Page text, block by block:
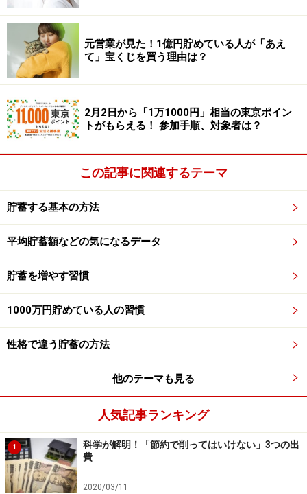
コストが安い……つみたて投資枠で買える投資信託
は、販売手数料はゼロで、運用中にかかる信託報酬
（投資信託を管理・運用してもらうための経費）も
低コストのものに厳選されているため、低コストで
運用が可能です。
いつでも引き出せる……積み立てた資産はいつでも売
却して引き出せるため、流動性が高く使い勝手が良
＜NISAのつみたて投資枠のデメリット＞
いつでも引き出せる……いつでも引き出せるというこ
ぜなら、裏を返せば「貯まりにくい」からです。ま
た、「○○ショック」といった株価の暴落が起きた時
に、不安になって売却したり積み立てをストップし
たりする人も少なくありません。資産形成は長く続
けて初めて功を奏すため、マーケットの状況に関わ
変額保険のメリット・デメリット
では変額保険のメリット・デメリットはどうでしょう
か。
元営業が見た！1億円貯めている人が「あえ
て」宝くじを買う理由は？
2月2日から「1万1000円」相当の東京ポイン
トがもらえる！ 参加手順、対象者は？
この記事に関連するテーマ
貯蓄する基本の方法
平均貯蓄額などの気になるデータ
貯蓄を増やす習慣
1000万円貯めている人の習慣
性格で違う貯蓄の方法
他のテーマも見る
人気記事ランキング
1
科学が解明！「節約で削ってはいけない」3つの出
費
2020/03/11